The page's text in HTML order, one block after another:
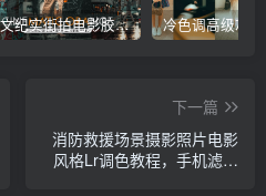
人文纪实街拍电影胶片风格Lr调色教程，手机滤镜PS+Lightroom预设下载！
下一篇
消防救援场景摄影照片电影
风格Lr调色教程，手机滤镜